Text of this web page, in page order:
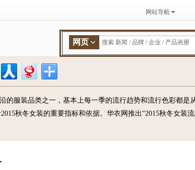
网站导航
网页 搜索 新闻 / 品牌 / 企业 / 产品画册
的服装品类之一，基本上每一季的流行趋势和流行色彩都是
秋冬女装的重要指标和依据。华衣网推出“2015秋冬女装